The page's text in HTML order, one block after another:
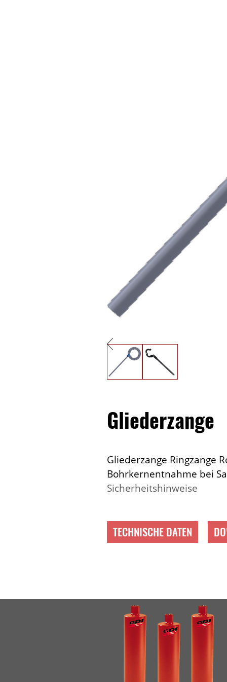
Gliederzange
Gliederzange Ringzange
Bohrkernentnahme bei
Sicherheitshinweise
TECHNISCHE DATEN